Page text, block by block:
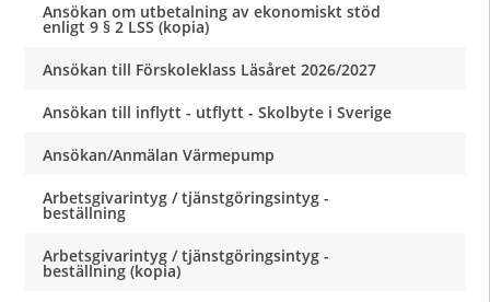
Ansökan om utbetalning av ekonomiskt stöd
enligt 9 § 2 LSS (kopia)
Ansökan till Förskoleklass Läsåret 2026/2027
Ansökan till inflytt - utflytt - Skolbyte i Sverige
Ansökan/Anmälan Värmepump
Arbetsgivarintyg / tjänstgöringsintyg -
beställning
Arbetsgivarintyg / tjänstgöringsintyg -
beställning (kopia)